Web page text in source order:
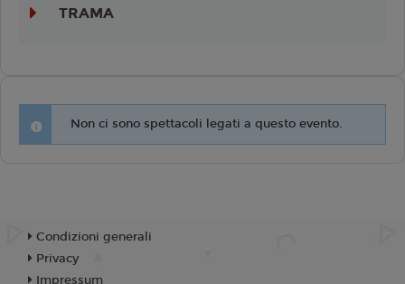
TRAMA
Non ci sono spettacoli legati a questo evento.
Condizioni generali
Privacy
Impressum